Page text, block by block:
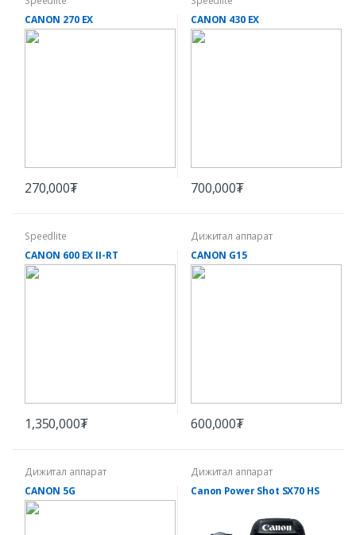
CANON 270 EX
270,000₮
CANON 430 EX
700,000₮
Speedlite
CANON 600 EX II-RT
1,350,000₮
Дижитал аппарат
CANON G15
600,000₮
Дижитал аппарат
CANON 5G
Дижитал аппарат
Canon Power Shot SX70 HS